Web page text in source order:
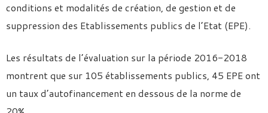
conditions et modalités de création, de gestion et de
suppression des Etablissements publics de l’Etat (EPE).
Les résultats de l’évaluation sur la période 2016-2018
montrent que sur 105 établissements publics, 45 EPE ont
un taux d’autofinancement en dessous de la norme de